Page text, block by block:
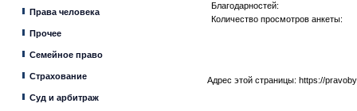
Права человека
Прочее
Семейное право
Страхование
Суд и арбитраж
Благодарностей:
Количество просмотров анкеты:
Адрес этой страницы: https://